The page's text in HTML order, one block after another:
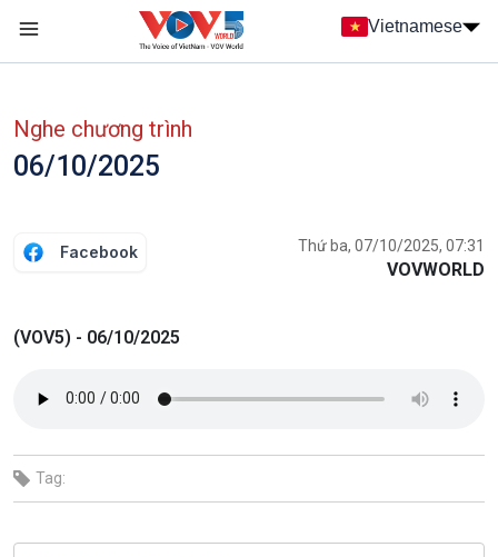
Nhảy đến nội dung
Vietnamese
Nghe chương trình
06/10/2025
Facebook Thứ ba, 07/10/2025, 07:31
VOVWORLD
(VOV5) - 06/10/2025
Tag: